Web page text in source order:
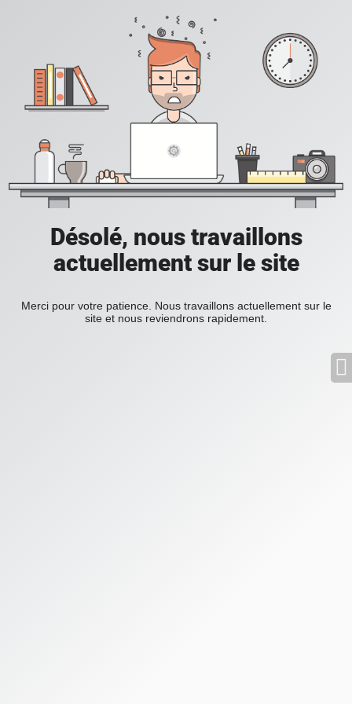
Désolé, nous travaillons
actuellement sur le site
Merci pour votre patience. Nous travaillons actuellement sur le
site et nous reviendrons rapidement.